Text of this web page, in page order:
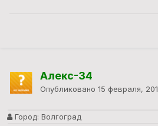
Алекс-34
Опубликовано 15 февраля,
Город: Волгоград